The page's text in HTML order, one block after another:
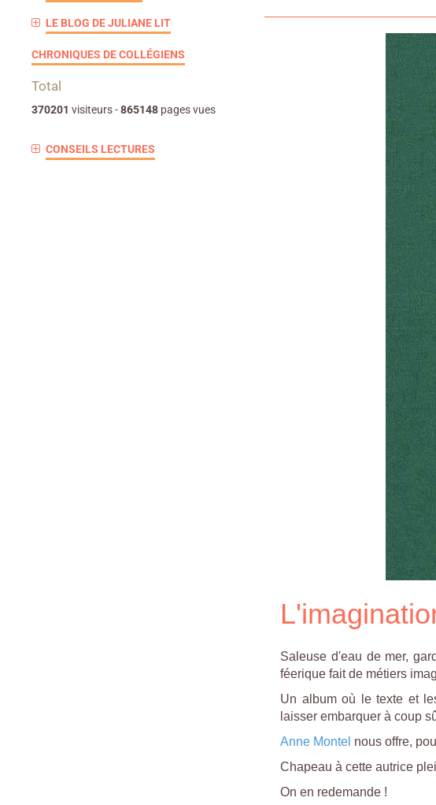
Saleuse d'eau de mer,
féerique fait de métiers
Un album où le texte et
laisser embarquer à coup
Anne Montel nous offre,
Chapeau à cette autrice
On en redemande !
LE BLOG DE JULIANE LIT
CHRONIQUES DE COLLÉGIENS
Total
370201 visiteurs -865148 pages vues
CONSEILS LECTURES